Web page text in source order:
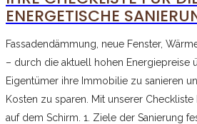
ENERGETISCHE
Fassadendämmung, neue Fenster,
– durch die aktuell hohen Energiepreise
Eigentümer ihre Immobilie zu sanieren
Kosten zu sparen. Mit unserer
auf dem Schirm. 1. Ziele der Sanierung